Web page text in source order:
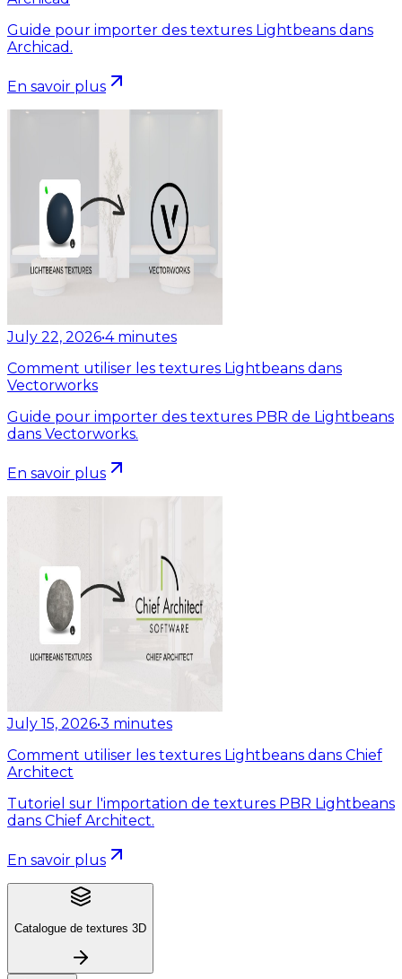
Guide pour importer des textures Lightbeans dans
Archicad.
En savoir plus
July 22, 2026•4 minutes
Comment utiliser les textures Lightbeans dans
Vectorworks
Guide pour importer des textures PBR de Lightbeans
dans Vectorworks.
En savoir plus
July 15, 2026•3 minutes
Comment utiliser les textures Lightbeans dans Chief
Architect
Tutoriel sur l'importation de textures PBR Lightbeans
dans Chief Architect.
En savoir plus
Catalogue de textures 3D